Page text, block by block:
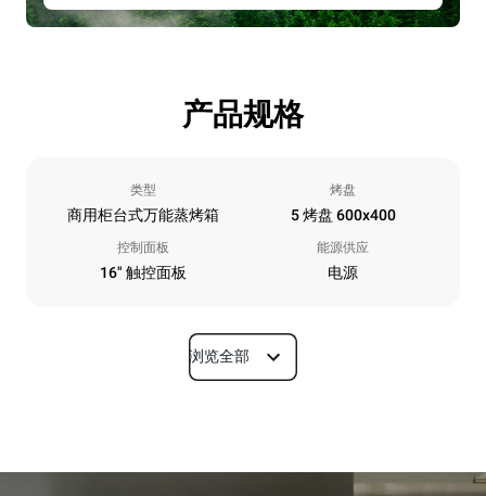
产品规格
类型
商用柜台式万能蒸烤箱
烤盘
5 烤盘 600x400
控制面板
16" 触控面板
能源供应
电源
尺寸
100 kg
浏览全部